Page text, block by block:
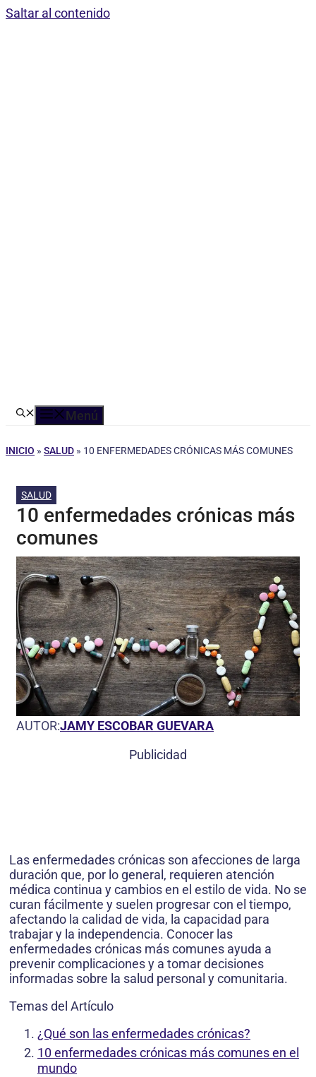
Saltar al contenido
Menú
INICIO » SALUD » 10 ENFERMEDADES CRÓNICAS MÁS COMUNES
SALUD
10 enfermedades crónicas más
comunes
AUTOR:JAMY ESCOBAR GUEVARA
Publicidad
Las enfermedades crónicas son afecciones de larga
duración que, por lo general, requieren atención
médica continua y cambios en el estilo de vida. No se
curan fácilmente y suelen progresar con el tiempo,
afectando la calidad de vida, la capacidad para
trabajar y la independencia. Conocer las
enfermedades crónicas más comunes ayuda a
prevenir complicaciones y a tomar decisiones
informadas sobre la salud personal y comunitaria.
Temas del Artículo
¿Qué son las enfermedades crónicas?
10 enfermedades crónicas más comunes en el
mundo